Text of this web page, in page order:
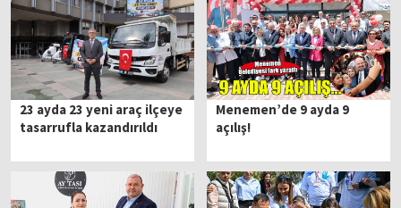
23 ayda 23 yeni araç ilçeye
tasarrufla kazandırıldı
Menemen’de 9 ayda 9
açılış!